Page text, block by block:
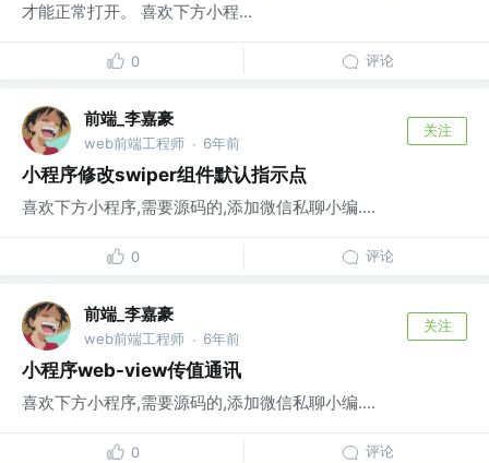
才能正常打开。 喜欢下方小程...
0 评论
前端_李嘉豪
web前端工程师 · 6年前
关注
小程序修改swiper组件默认指示点
喜欢下方小程序,需要源码的,添加微信私聊小编....
0 评论
前端_李嘉豪
web前端工程师 · 6年前
关注
小程序web-view传值通讯
喜欢下方小程序,需要源码的,添加微信私聊小编....
0 评论